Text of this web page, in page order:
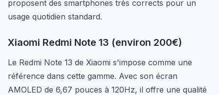
proposent des smartphones très corrects pour un
usage quotidien standard.
Xiaomi Redmi Note 13 (environ 200€)
Le Redmi Note 13 de Xiaomi s'impose comme une
référence dans cette gamme. Avec son écran
AMOLED de 6,67 pouces à 120Hz, il offre une qualité